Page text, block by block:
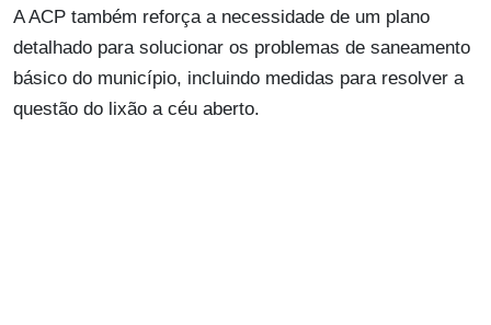
A ACP também reforça a necessidade de um plano
detalhado para solucionar os problemas de saneamento
básico do município, incluindo medidas para resolver a
questão do lixão a céu aberto.